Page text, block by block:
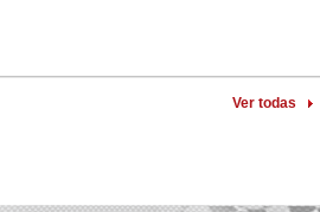
Ver todas